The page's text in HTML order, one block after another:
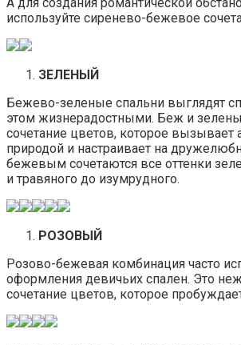
А для создания романтической
используйте сиренево-бежевое
ЗЕЛЕНЫЙ
Бежево-зеленые спальни выглядят
этом жизнерадостными. Беж и
сочетание цветов, которое вызывает
природой и настраивает на
бежевым сочетаются все оттенки
и травяного до изумрудного.
РОЗОВЫЙ
Розово-бежевая комбинация часто
оформления девичьих спален. Это
сочетание цветов, которое